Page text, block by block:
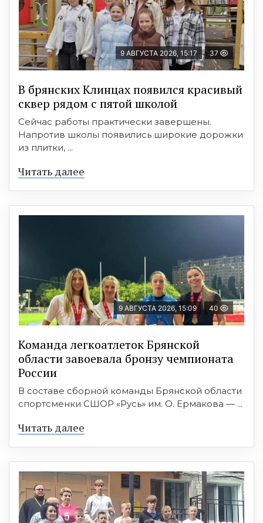
9 АВГУСТА 2026, 15:17 37
В брянских Клинцах появился красивый
сквер рядом с пятой школой
Сейчас работы практически завершены.
Напротив школы появились широкие дорожки
из плитки, ...
Читать далее
9 АВГУСТА 2026, 15:09 40
Команда легкоатлеток Брянской
области завоевала бронзу чемпионата
России
В составе сборной команды Брянской области
спортсменки СШОР «Русь» им. О. Ермакова — ...
Читать далее